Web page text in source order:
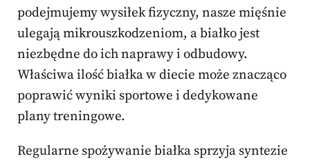
podejmujemy wysiłek fizyczny, nasze mięśnie
ulegają mikrouszkodzeniom, a białko jest
niezbędne do ich naprawy i odbudowy.
Właściwa ilość białka w diecie może znacząco
poprawić wyniki sportowe i dedykowane
plany treningowe.
Regularne spożywanie białka sprzyja syntezie